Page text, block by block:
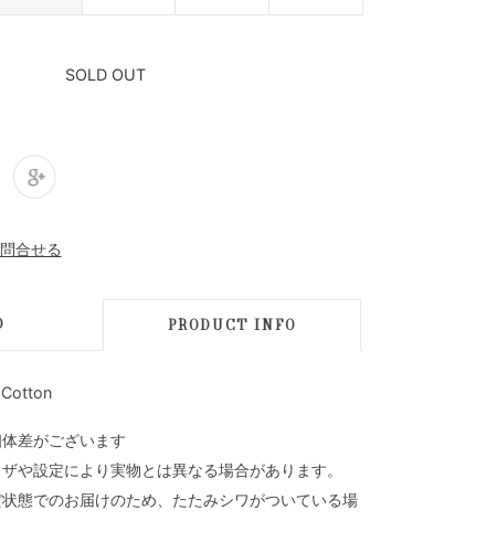
SOLD OUT
PRODUCT INFO
差がございます
や設定により実物とは異なる場合があります。
態でのお届けのため、たたみシワがついている場